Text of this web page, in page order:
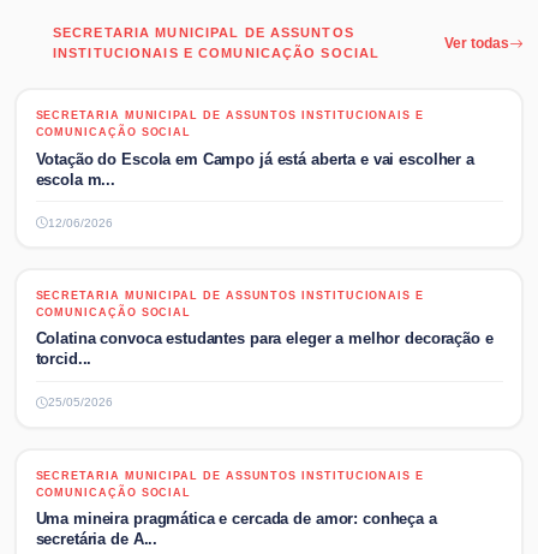
SECRETARIA MUNICIPAL DE ASSUNTOS
INSTITUCIONAIS E COMUNICAÇÃO SOCIAL
Ver todas
SECRETARIA MUNICIPAL DE ASSUNTOS INSTITUCIONAIS E
COMUNICAÇÃO SOCIAL
SECRETARIA MUNICIPAL DE ASSUNTOS INSTITUCIONAIS E
COMUNICAÇÃO SOCIAL
Votação do Escola em Campo já está aberta e vai escolher a
escola m...
12/06/2026
SECRETARIA MUNICIPAL DE ASSUNTOS INSTITUCIONAIS E
COMUNICAÇÃO SOCIAL
SECRETARIA MUNICIPAL DE ASSUNTOS INSTITUCIONAIS E
COMUNICAÇÃO SOCIAL
Colatina convoca estudantes para eleger a melhor decoração e
torcid...
25/05/2026
SECRETARIA MUNICIPAL DE ASSUNTOS INSTITUCIONAIS E
COMUNICAÇÃO SOCIAL
SECRETARIA MUNICIPAL DE ASSUNTOS INSTITUCIONAIS E
COMUNICAÇÃO SOCIAL
Uma mineira pragmática e cercada de amor: conheça a
secretária de A...